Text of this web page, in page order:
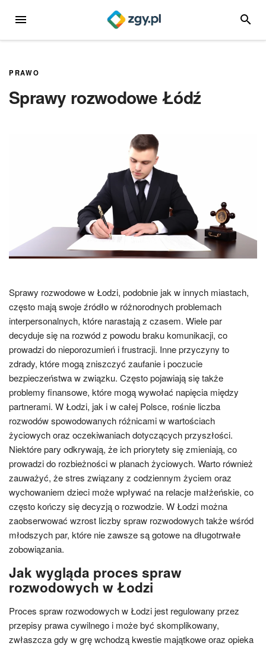
MENU
PRAWO
Sprawy rozwodowe Łódź
Sprawy rozwodowe w Łodzi, podobnie jak w innych miastach,
często mają swoje źródło w różnorodnych problemach
interpersonalnych, które narastają z czasem. Wiele par
decyduje się na rozwód z powodu braku komunikacji, co
prowadzi do nieporozumień i frustracji. Inne przyczyny to
zdrady, które mogą zniszczyć zaufanie i poczucie
bezpieczeństwa w związku. Często pojawiają się także
problemy finansowe, które mogą wywołać napięcia między
partnerami. W Łodzi, jak i w całej Polsce, rośnie liczba
rozwodów spowodowanych różnicami w wartościach
życiowych oraz oczekiwaniach dotyczących przyszłości.
Niektóre pary odkrywają, że ich priorytety się zmieniają, co
prowadzi do rozbieżności w planach życiowych. Warto również
zauważyć, że stres związany z codziennym życiem oraz
wychowaniem dzieci może wpływać na relacje małżeńskie, co
często kończy się decyzją o rozwodzie. W Łodzi można
zaobserwować wzrost liczby spraw rozwodowych także wśród
młodszych par, które nie zawsze są gotowe na długotrwałe
zobowiązania.
Jak wygląda proces spraw
rozwodowych w Łodzi
Proces spraw rozwodowych w Łodzi jest regulowany przez
przepisy prawa cywilnego i może być skomplikowany,
zwłaszcza gdy w grę wchodzą kwestie majątkowe oraz opieka